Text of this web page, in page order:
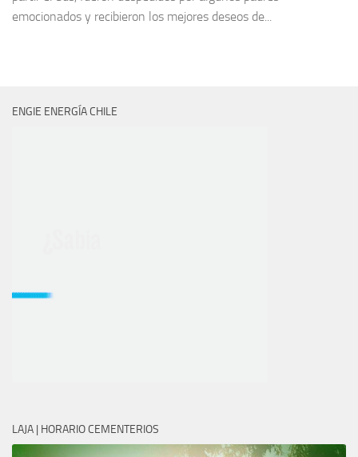
emocionados y recibieron los mejores deseos de...
ENGIE ENERGÍA CHILE
LAJA | HORARIO CEMENTERIOS